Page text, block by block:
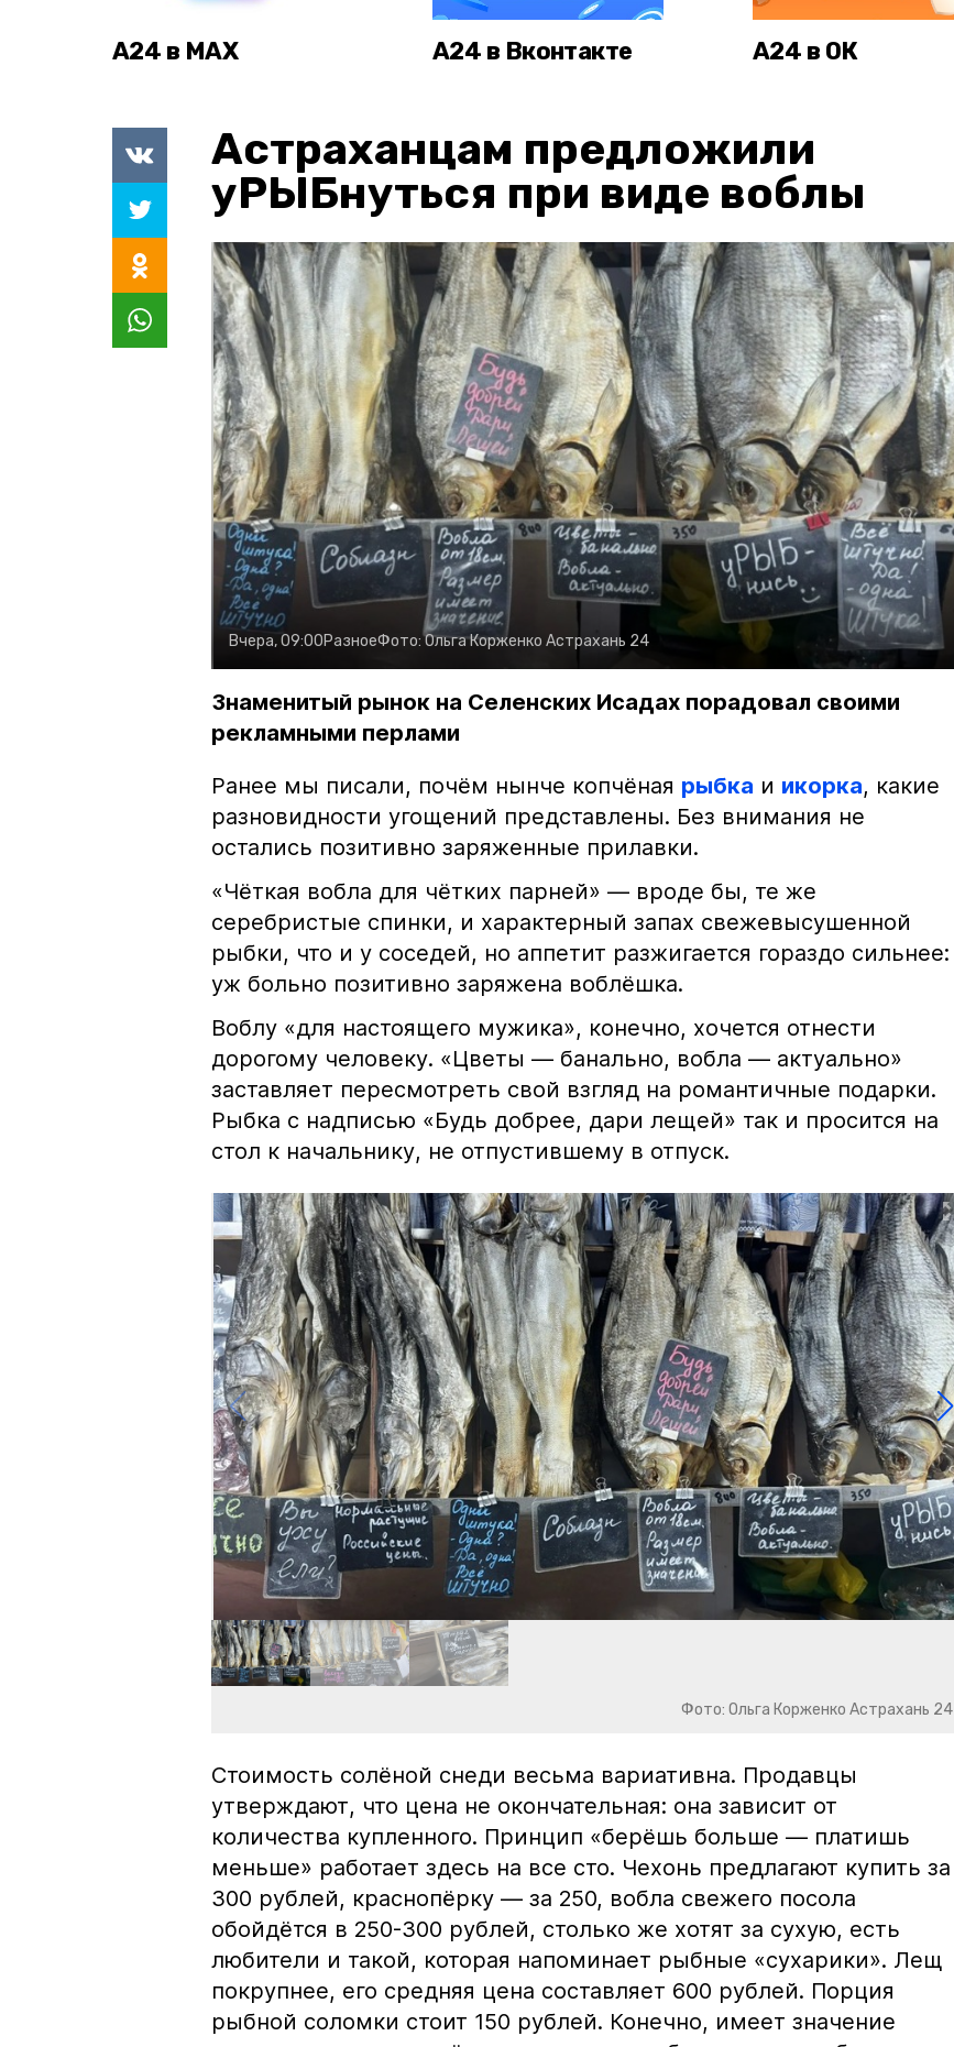
А24 в MAX А24 в Вконтакте А24 в ОК
Астраханцам предложили
уРЫБнуться при виде воблы
Вчера, 09:00РазноеФото:Ольга Корженко Астрахань 24
Знаменитый рынок на Селенских Исадах порадовал своими
рекламными перлами
Ранее мы писали, почём нынче копчёная рыбка и икорка, какие
разновидности угощений представлены. Без внимания не
остались позитивно заряженные прилавки.
«Чёткая вобла для чётких парней» — вроде бы, те же
серебристые спинки, и характерный запах свежевысушенной
рыбки, что и у соседей, но аппетит разжигается гораздо сильнее:
уж больно позитивно заряжена воблёшка.
Воблу «для настоящего мужика», конечно, хочется отнести
дорогому человеку. «Цветы — банально, вобла — актуально»
заставляет пересмотреть свой взгляд на романтичные подарки.
Рыбка с надписью «Будь добрее, дари лещей» так и просится на
стол к начальнику, не отпустившему в отпуск.
Фото: Ольга Корженко Астрахань 24
Стоимость солёной снеди весьма вариативна. Продавцы
утверждают, что цена не окончательная: она зависит от
количества купленного. Принцип «берёшь больше — платишь
меньше» работает здесь на все сто. Чехонь предлагают купить за
300 рублей, краснопёрку — за 250, вобла свежего посола
обойдётся в 250-300 рублей, столько же хотят за сухую, есть
любители и такой, которая напоминает рыбные «сухарики». Лещ
покрупнее, его средняя цена составляет 600 рублей. Порция
рыбной соломки стоит 150 рублей. Конечно, имеет значение